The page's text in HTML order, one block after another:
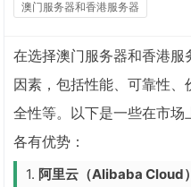
澳门服务器和香港服务器
在选择澳门服务器和香港
因素，包括性能、可靠性
全性等。以下是一些在市
各有优势：
1. 阿里云（Alibaba Cloud）